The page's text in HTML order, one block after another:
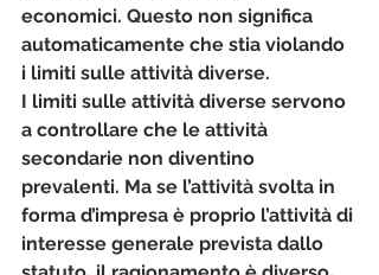
economici. Questo non significa
automaticamente che stia violando
i limiti sulle attività diverse.
I limiti sulle attività diverse servono
a controllare che le attività
secondarie non diventino
prevalenti. Ma se l’attività svolta in
forma d’impresa è proprio l’attività di
interesse generale prevista dallo